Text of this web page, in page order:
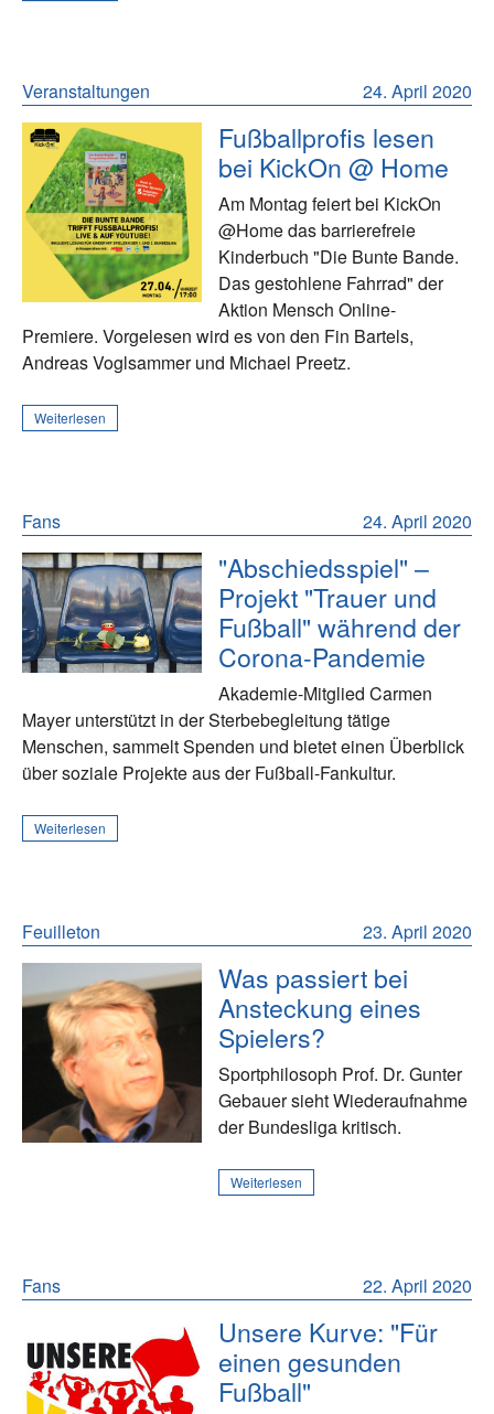
24. April 2020
Veranstaltungen
Fußballprofis lesen
bei KickOn @ Home
Am Montag feiert bei KickOn
@Home das barrierefreie
Kinderbuch "Die Bunte Bande.
Das gestohlene Fahrrad" der
Aktion Mensch Online-
Premiere. Vorgelesen wird es von den Fin Bartels,
Andreas Voglsammer und Michael Preetz.
Weiterlesen
24. April 2020
Fans
"Abschiedsspiel" –
Projekt "Trauer und
Fußball" während der
Corona-Pandemie
Akademie-Mitglied Carmen
Mayer unterstützt in der Sterbebegleitung tätige
Menschen, sammelt Spenden und bietet einen Überblick
über soziale Projekte aus der Fußball-Fankultur.
Weiterlesen
23. April 2020
Feuilleton
Was passiert bei
Ansteckung eines
Spielers?
Sportphilosoph Prof. Dr. Gunter
Gebauer sieht Wiederaufnahme
der Bundesliga kritisch.
Weiterlesen
22. April 2020
Fans
Unsere Kurve: "Für
einen gesunden
Fußball"